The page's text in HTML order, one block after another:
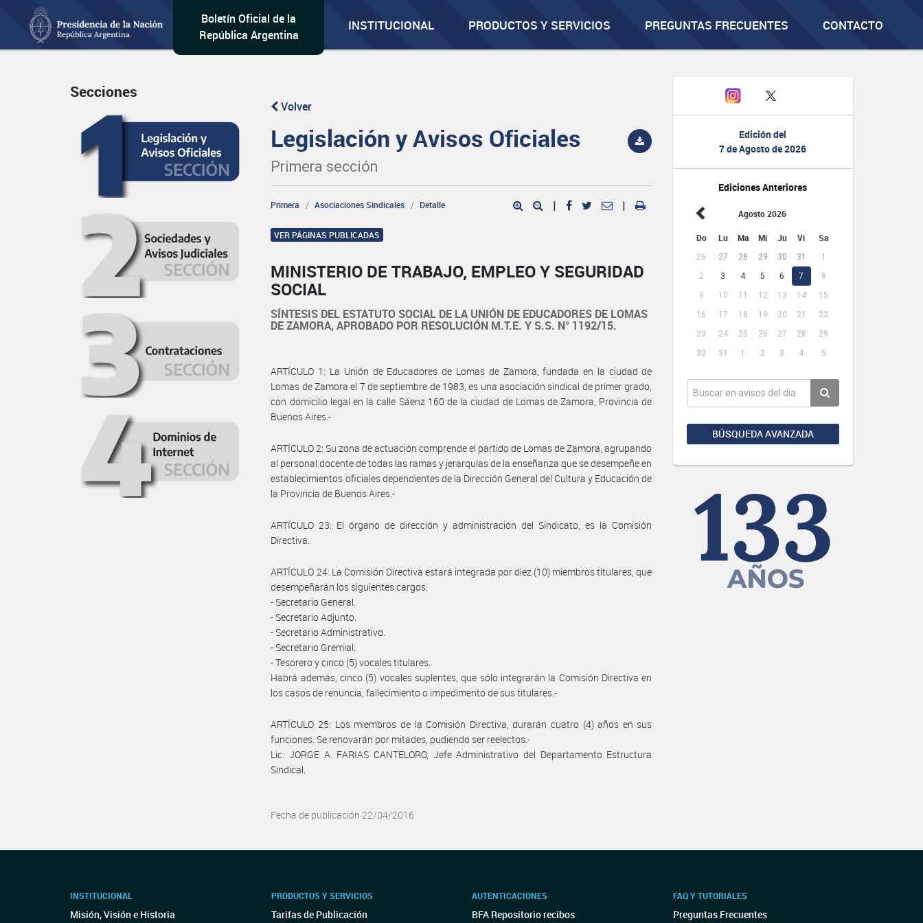
Boletín Oficial de la
República Argentina
INSTITUCIONAL PRODUCTOS Y SERVICIOS PREGUNTAS FRECUENTES CONTACTO
Edición del
7 de Agosto de 2026
Ediciones Anteriores
Agosto 2026
Do Lu Ma Mi Ju Vi Sa
26 27 28 29 30 31
1
2
3 4 5 6 7
8
9
10 11 12 13 14
15
16
17 18 19 20 21
22
23
24 25 26 27 28
29
30
31 1 2 3 4 5
BÚSQUEDA AVANZADA
Secciones
Volver
Legislación y Avisos Oficiales
Primera sección
Primera Asociaciones Sindicales Detalle | |
VER PÁGINAS PUBLICADAS
MINISTERIO DE TRABAJO, EMPLEO Y SEGURIDAD
SOCIAL
SÍNTESIS DEL ESTATUTO SOCIAL DE LA UNIÓN DE EDUCADORES DE LOMAS
DE ZAMORA, APROBADO POR RESOLUCIÓN M.T.E. Y S.S. N° 1192/15.
ARTÍCULO 1: La Unión de Educadores de Lomas de Zamora, fundada en la ciudad de
Lomas de Zamora el 7 de septiembre de 1983, es una asociación sindical de primer grado,
con domicilio legal en la calle Sáenz 160 de la ciudad de Lomas de Zamora, Provincia de
Buenos Aires.-
ARTÍCULO 2: Su zona de actuación comprende el partido de Lomas de Zamora, agrupando
al personal docente de todas las ramas y jerarquías de la enseñanza que se desempeñe en
establecimientos oficiales dependientes de la Dirección General del Cultura y Educación de
la Provincia de Buenos Aires.-
ARTÍCULO 23: El órgano de dirección y administración del Sindicato, es la Comisión
Directiva.
ARTÍCULO 24: La Comisión Directiva estará integrada por diez (10) miembros titulares, que
desempeñarán los siguientes cargos:
- Secretario General.
- Secretario Adjunto.
- Secretario Administrativo.
- Secretario Gremial.
- Tesorero y cinco (5) vocales titulares.
Habrá además, cinco (5) vocales suplentes, que sólo integrarán la Comisión Directiva en
los casos de renuncia, fallecimiento o impedimento de sus titulares.-
ARTÍCULO 25: Los miembros de la Comisión Directiva, durarán cuatro (4) años en sus
funciones. Se renovarán por mitades, pudiendo ser reelectos.-
Lic. JORGE A. FARIAS CANTELORO, Jefe Administrativo del Departamento Estructura
Sindical.
Fecha de publicación 22/04/2016
INSTITUCIONAL
Misión, Visión e Historia
PRODUCTOS Y SERVICIOS
Tarifas de Publicación
AUTENTICACIONES
BFA Repositorio recibos
FAQ Y TUTORIALES
Preguntas Frecuentes